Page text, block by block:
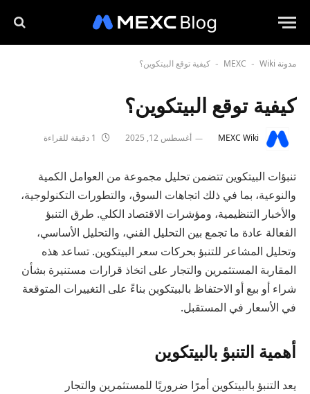
مدونة MEXC - Wiki
- كيفية توقع البيتكوين؟
كيفية توقع البيتكوين؟
MEXC Wiki أغسطس 12, 2025
تنبؤات البيتكوين تتضمن تحليل مجموعة من العوامل الكمية
والنوعية، بما في ذلك اتجاهات السوق، والتطورات التكنولوجية،
والأخبار التنظيمية، ومؤشرات الاقتصاد الكلي. طرق التنبؤ
الفعالة عادة ما تجمع بين التحليل الفني، والتحليل الأساسي،
وتحليل المشاعر للتنبؤ بحركات سعر البيتكوين. تساعد هذه
المقاربة المستثمرين والتجار على اتخاذ قرارات مستنيرة بشأن
شراء أو بيع أو الاحتفاظ بالبيتكوين بناءً على التغييرات المتوقعة
في الأسعار في المستقبل.
أهمية التنبؤ بالبيتكوين
يعد التنبؤ بالبيتكوين أمرًا ضروريًا للمستثمرين والتجار